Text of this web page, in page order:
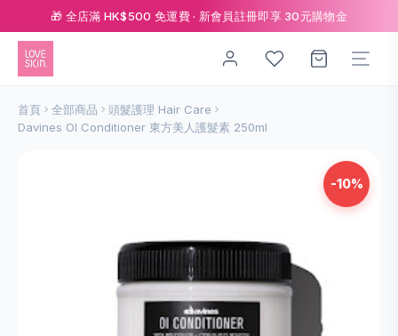
🎁 全店滿 HK$500 免運費 · 新會員註冊即享 30元購物金
首頁 全部商品
頭髮護理 Hair Care
Davines OI Conditioner 東方美人護髮素 250ml
-10%